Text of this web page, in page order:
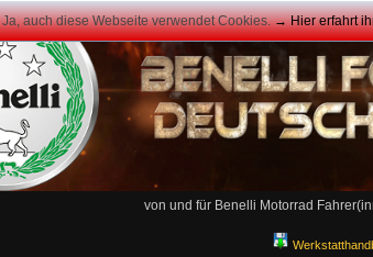
Ja, auch diese Webseite verwendet Cookies.→ Hier erfahrt
von und für Benelli Motorrad